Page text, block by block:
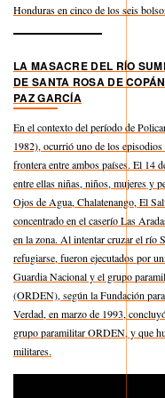
Honduras en cinco de los seis
LA MASACRE DEL RÍO
DE SANTA ROSA DE
PAZ GARCÍA
En el contexto del período de
1982), ocurrió uno de los
frontera entre ambos países. El 14
entre ellas niñas, niños, mujeres y
Ojos de Agua, Chalatenango, El
concentrado en el caserío Las
en la zona. Al intentar cruzar el
refugiarse, fueron ejecutados por
Guardia Nacional y el grupo
(ORDEN), según la Fundación
Verdad, en marzo de 1993,
grupo paramilitar ORDEN, y que
militares.